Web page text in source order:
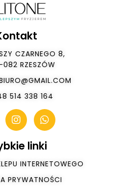
CZARNEGO 8,
RZESZÓW
514 338 164
linki
INTERNETOWEGO
PRYWATNOŚCI